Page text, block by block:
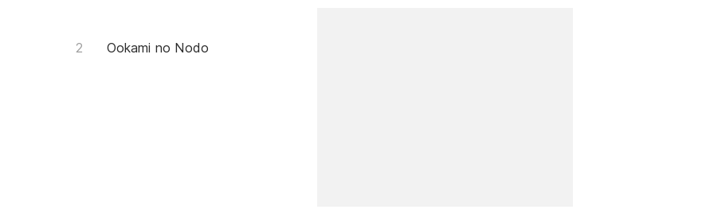
Ookami no Nodo